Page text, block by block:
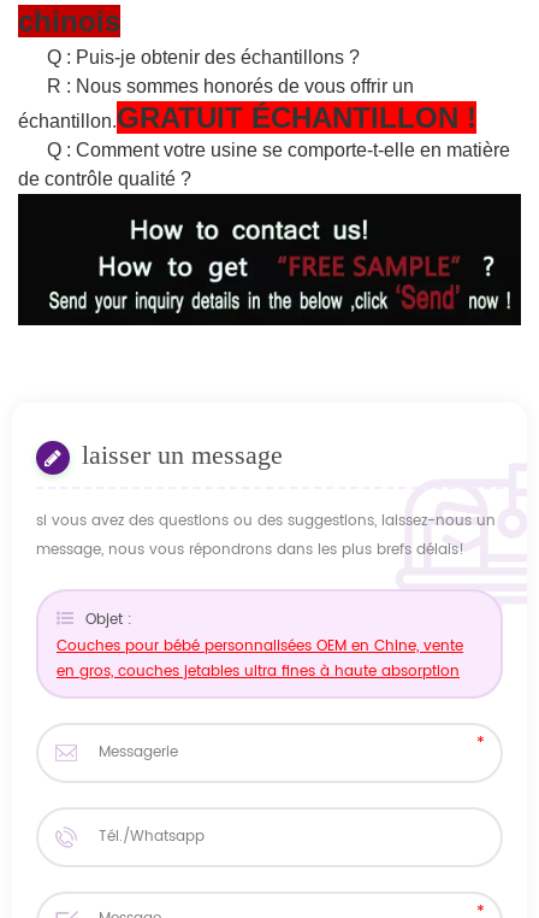
chinois
Q : Puis-je obtenir des échantillons ?
R : Nous sommes honorés de vous offrir un
échantillon.GRATUIT ÉCHANTILLON !
Q : Comment votre usine se comporte-t-elle en matière
de contrôle qualité ?
laisser un message
si vous avez des questions ou des suggestions, laissez-nous un
message, nous vous répondrons dans les plus brefs délais!
Objet :
Couches pour bébé personnalisées OEM en Chine, vente
en gros, couches jetables ultra fines à haute absorption